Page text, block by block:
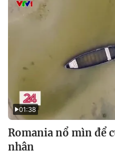
01:38
Romania nổ mìn để
nhân